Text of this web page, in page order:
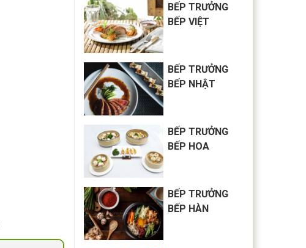
BẾP TRƯỞNG
BẾP VIỆT
BẾP TRƯỞNG
BẾP NHẬT
BẾP TRƯỞNG
BẾP HOA
BẾP TRƯỞNG
BẾP HÀN